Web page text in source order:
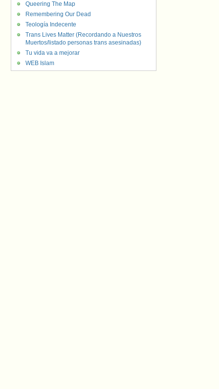
Queering The Map
Remembering Our Dead
Teología Indecente
Trans Lives Matter (Recordando a Nuestros
Muertos/listado personas trans asesinadas)
Tu vida va a mejorar
WEB Islam